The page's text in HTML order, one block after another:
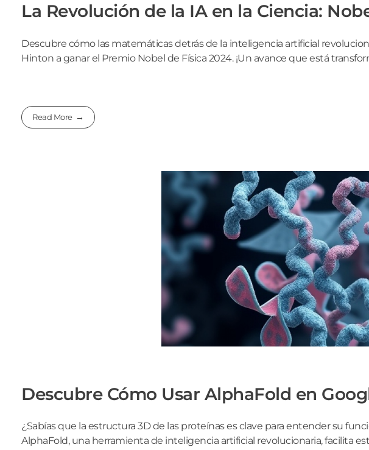
La Revolución de la IA en la Ciencia:
Descubre cómo las matemáticas detrás de la inteligencia artificial
Hinton a ganar el Premio Nobel de Física 2024. ¡Un avance que está
Read More
Descubre Cómo Usar AlphaFold en
¿Sabías que la estructura 3D de las proteínas es clave para entender su
AlphaFold, una herramienta de inteligencia artificial revolucionaria, facilita